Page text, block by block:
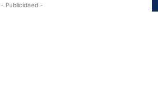
- Publicidaed -